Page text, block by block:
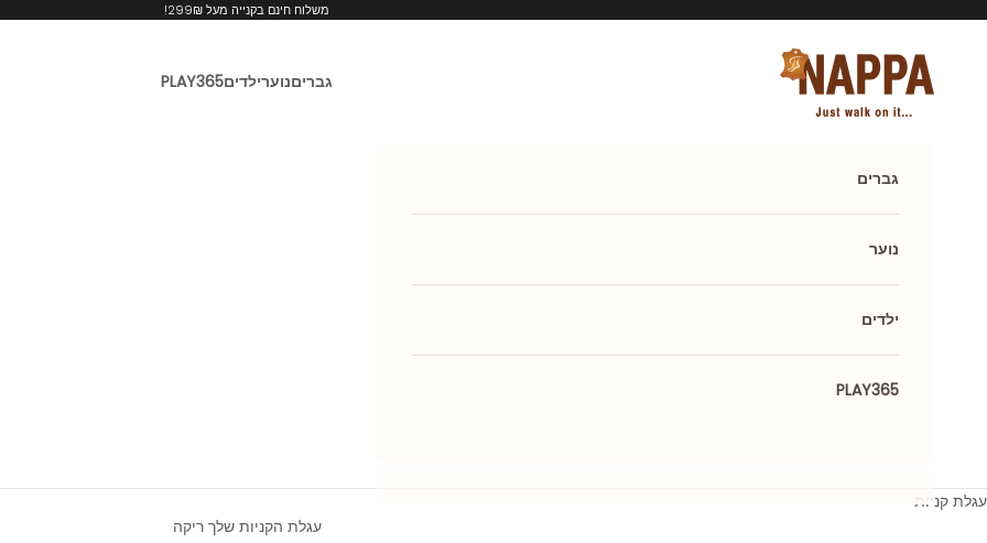
משלוח חינם בקנייה מעל 299₪!
Nappa shoes
גבריםנוערילדיםPLAY365
גברים
נוער
ילדים
PLAY365
עגלת קניות
עגלת הקניות שלך ריקה